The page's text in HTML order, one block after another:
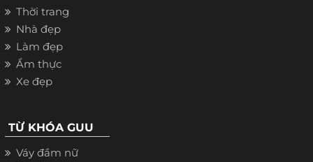
Thời trang
Nhà đẹp
Làm đẹp
Ẩm thực
Xe đẹp
TỪ KHÓA GUU
Váy đầm nữ